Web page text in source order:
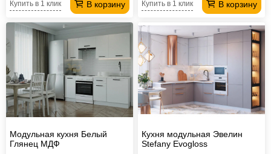
В корзину
Купить в 1 клик В корзину
Купить в 1 клик
Модульная кухня Белый
Глянец МДФ
Кухня модульная Эвелин
Stefany Evogloss